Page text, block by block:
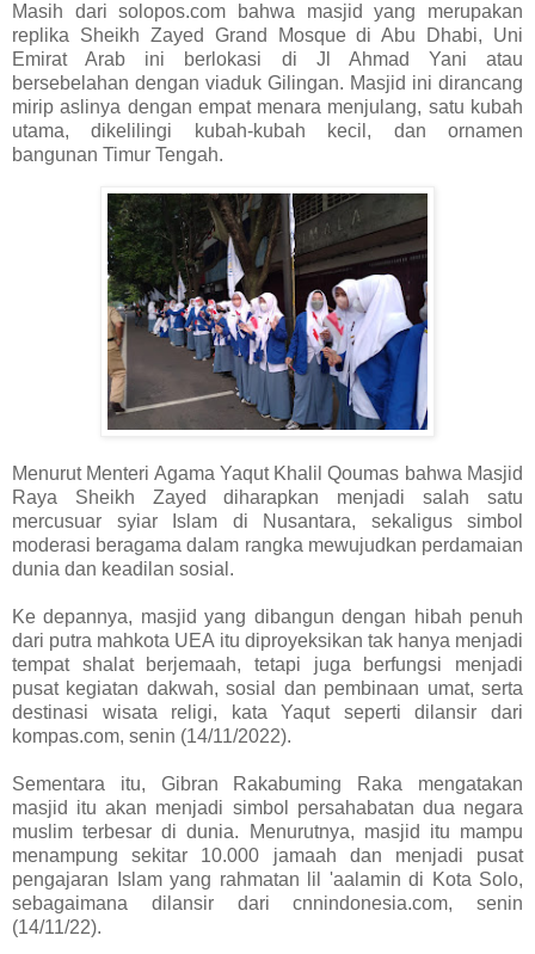
Masih dari solopos.com bahwa masjid yang merupakan
replika Sheikh Zayed Grand Mosque di Abu Dhabi, Uni
Emirat Arab ini berlokasi di Jl Ahmad Yani atau
bersebelahan dengan viaduk Gilingan. Masjid ini dirancang
mirip aslinya dengan empat menara menjulang, satu kubah
utama, dikelilingi kubah-kubah kecil, dan ornamen
bangunan Timur Tengah.
Menurut Menteri Agama Yaqut Khalil Qoumas bahwa Masjid
Raya Sheikh Zayed diharapkan menjadi salah satu
mercusuar syiar Islam di Nusantara, sekaligus simbol
moderasi beragama dalam rangka mewujudkan perdamaian
dunia dan keadilan sosial.
Ke depannya, masjid yang dibangun dengan hibah penuh
dari putra mahkota UEA itu diproyeksikan tak hanya menjadi
tempat shalat berjemaah, tetapi juga berfungsi menjadi
pusat kegiatan dakwah, sosial dan pembinaan umat, serta
destinasi wisata religi, kata Yaqut seperti dilansir dari
kompas.com, senin (14/11/2022).
Sementara itu, Gibran Rakabuming Raka mengatakan
masjid itu akan menjadi simbol persahabatan dua negara
muslim terbesar di dunia. Menurutnya, masjid itu mampu
menampung sekitar 10.000 jamaah dan menjadi pusat
pengajaran Islam yang rahmatan lil 'aalamin di Kota Solo,
sebagaimana dilansir dari cnnindonesia.com, senin
(14/11/22).